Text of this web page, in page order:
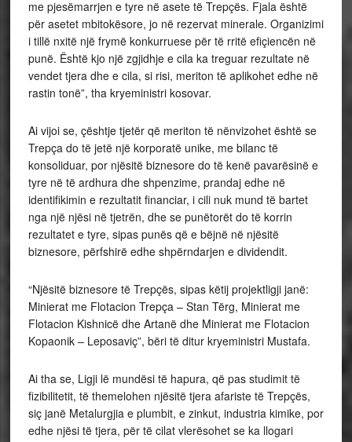
me pjesëmarrjen e tyre në asete të Trepçës. Fjala është
për asetet mbitokësore, jo në rezervat minerale. Organizimi
i tillë nxitë një frymë konkurruese për të rritë efiçiencën në
punë. Është kjo një zgjidhje e cila ka treguar rezultate në
vendet tjera dhe e cila, si risi, meriton të aplikohet edhe në
rastin tonë”, tha kryeministri kosovar.
Ai vijoi se, çështje tjetër që meriton të nënvizohet është se
Trepça do të jetë një korporatë unike, me bilanc të
konsoliduar, por njësitë biznesore do të kenë pavarësinë e
tyre në të ardhura dhe shpenzime, prandaj edhe në
identifikimin e rezultatit financiar, i cili nuk mund të bartet
nga një njësi në tjetrën, dhe se punëtorët do të korrin
rezultatet e tyre, sipas punës që e bëjnë në njësitë
biznesore, përfshirë edhe shpërndarjen e dividendit.
“Njësitë biznesore të Trepçës, sipas këtij projektligji janë:
Minierat me Flotacion Trepça – Stan Tërg, Minierat me
Flotacion Kishnicë dhe Artanë dhe Minierat me Flotacion
Kopaonik – Leposaviç”, bëri të ditur kryeministri Mustafa.
Ai tha se, Ligji lë mundësi të hapura, që pas studimit të
fizibilitetit, të themelohen njësitë tjera afariste të Trepçës,
siç janë Metalurgjia e plumbit, e zinkut, industria kimike, por
edhe njësi të tjera, për të cilat vlerësohet se ka llogari